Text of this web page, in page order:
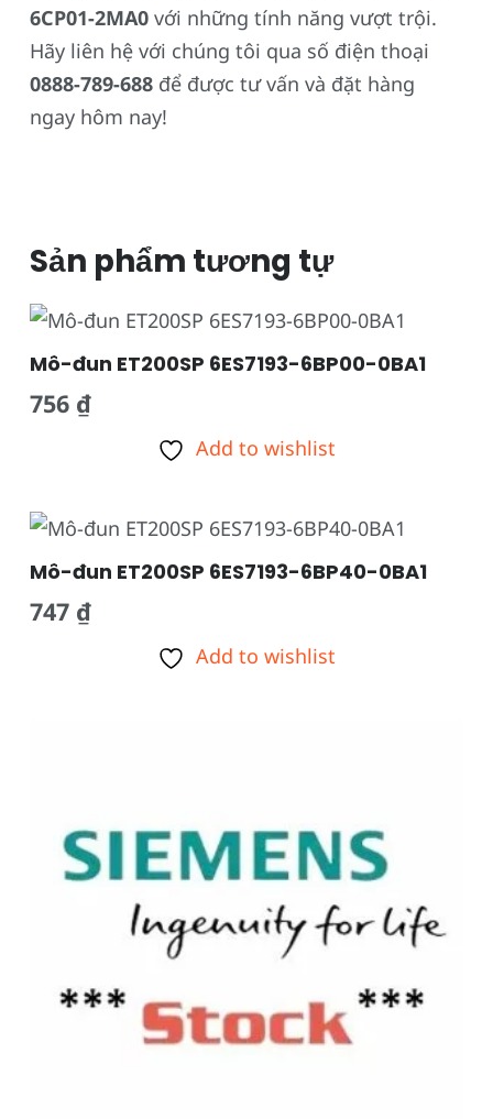
6CP01-2MA0 với những tính năng vượt trội.
Hãy liên hệ với chúng tôi qua số điện thoại
0888-789-688 để được tư vấn và đặt hàng
ngay hôm nay!
Sản phẩm tương tự
Mô-đun ET200SP 6ES7193-6BP00-0BA1
756 ₫
Add to wishlist
Mô-đun ET200SP 6ES7193-6BP40-0BA1
747 ₫
Add to wishlist